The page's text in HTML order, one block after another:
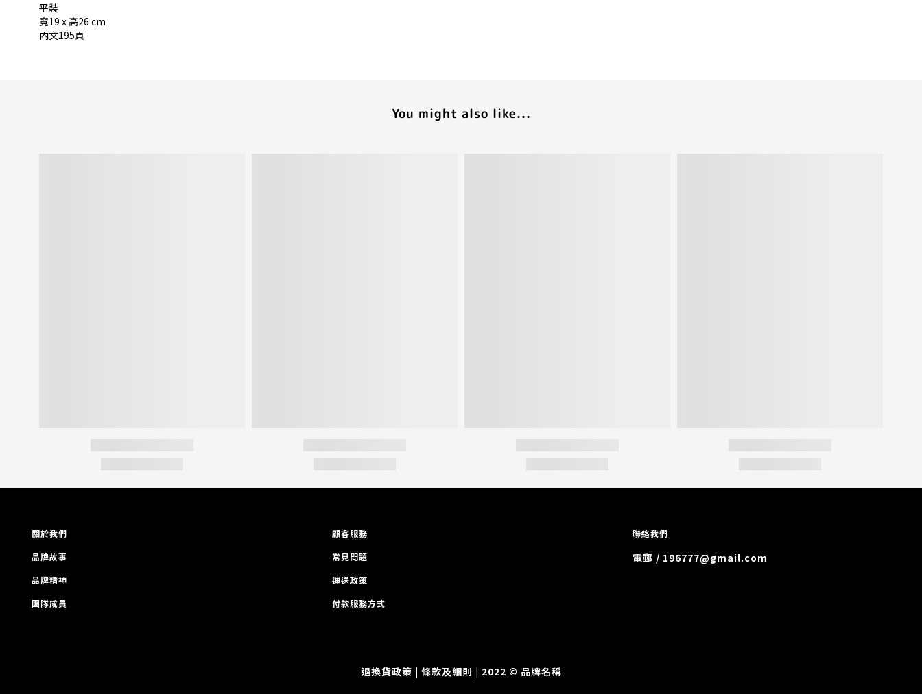
平裝
寬19 x 高26 cm
內文195頁
You might also like...
關於我們
品牌故事
品牌精神
團隊成員
顧客服務
常見問題
運送政策
付款服務方式
聯絡我們
電郵 / 196777@gmail.com
退換貨政策 | 條款及細則 | 2022 © 品牌名稱